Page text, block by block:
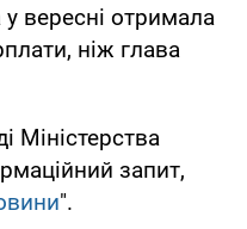
вересні отримала
ніж глава
Міністерства
запит,
".